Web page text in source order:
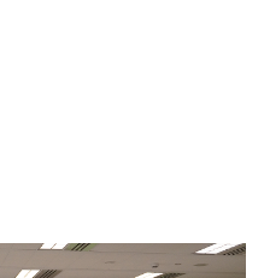
la mayor
compra la mayor
compra la mayor